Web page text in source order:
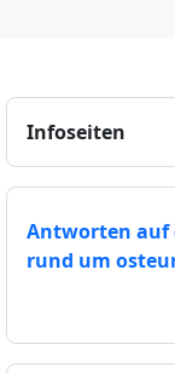
Infoseiten
Antworten auf
rund um